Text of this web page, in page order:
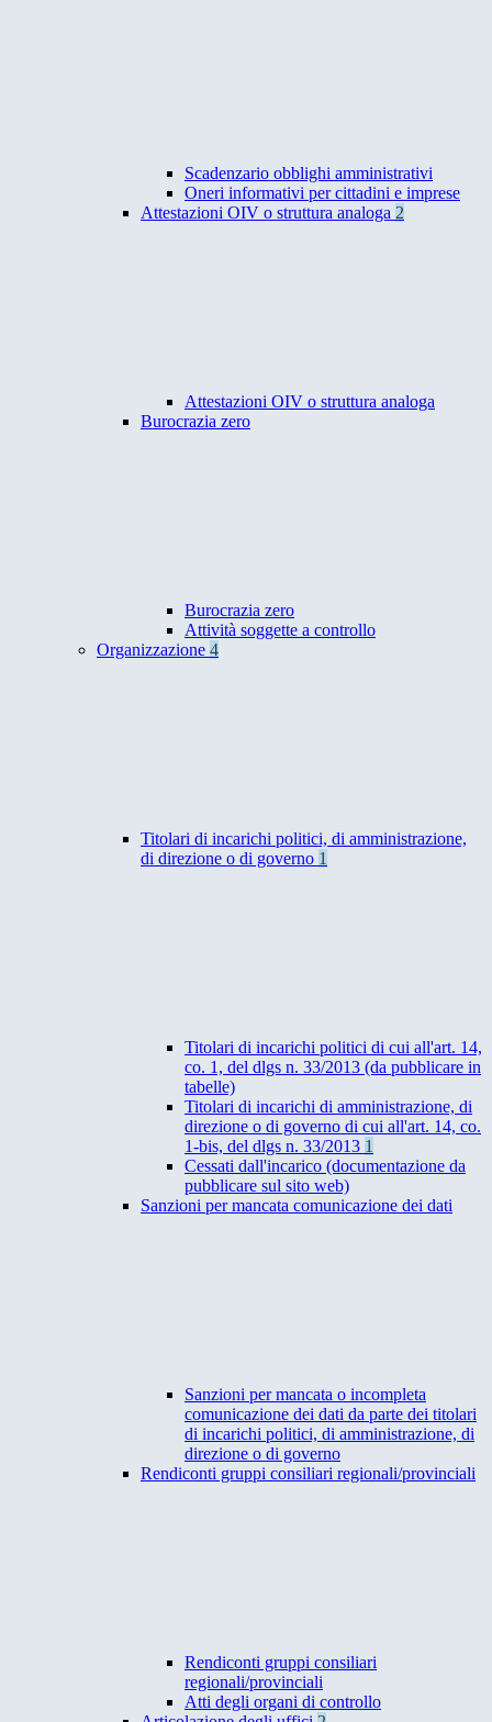
Scadenzario obblighi amministrativi
Oneri informativi per cittadini e imprese
Attestazioni OIV o struttura analoga 2
Attestazioni OIV o struttura analoga
Burocrazia zero
Burocrazia zero
Attività soggette a controllo
Organizzazione 4
Titolari di incarichi politici, di amministrazione,
di direzione o di governo 1
Titolari di incarichi politici di cui all'art. 14,
co. 1, del dlgs n. 33/2013 (da pubblicare in
tabelle)
Titolari di incarichi di amministrazione, di
direzione o di governo di cui all'art. 14, co.
1-bis, del dlgs n. 33/2013 1
Cessati dall'incarico (documentazione da
pubblicare sul sito web)
Sanzioni per mancata comunicazione dei dati
Sanzioni per mancata o incompleta
comunicazione dei dati da parte dei titolari
di incarichi politici, di amministrazione, di
direzione o di governo
Rendiconti gruppi consiliari regionali/provinciali
Rendiconti gruppi consiliari
regionali/provinciali
Atti degli organi di controllo